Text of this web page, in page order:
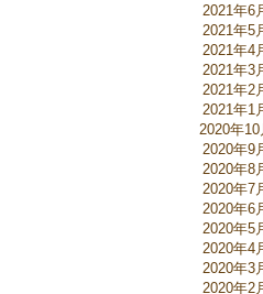
2021年6
2021年5
2021年4
2021年3
2021年2
2021年1
2020年10
2020年9
2020年8
2020年7
2020年6
2020年5
2020年4
2020年3
2020年2